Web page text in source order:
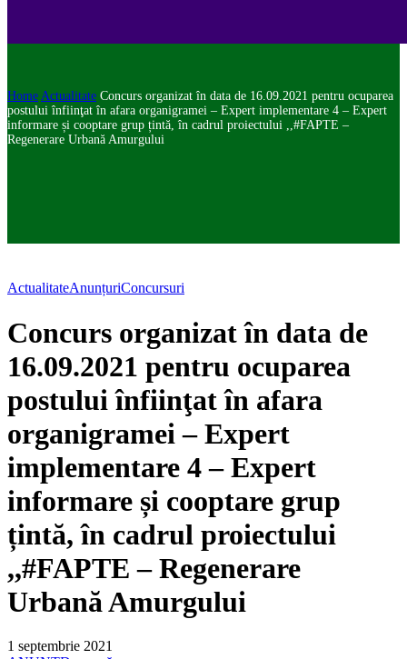
Home Actualitate Concurs organizat în data de 16.09.2021 pentru ocuparea
postului înfiinţat în afara organigramei – Expert implementare 4 – Expert
informare și cooptare grup țintă, în cadrul proiectului ,,#FAPTE –
Regenerare Urbană Amurgului
ActualitateAnunțuriConcursuri
Concurs organizat în data de
16.09.2021 pentru ocuparea
postului înfiinţat în afara
organigramei – Expert
implementare 4 – Expert
informare și cooptare grup
țintă, în cadrul proiectului
,,#FAPTE – Regenerare
Urbană Amurgului
1 septembrie 2021